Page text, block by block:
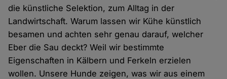
die künstliche Selektion, zum Alltag in der
Landwirtschaft. Warum lassen wir Kühe künstlich
besamen und achten sehr genau darauf, welcher
Eber die Sau deckt? Weil wir bestimmte
Eigenschaften in Kälbern und Ferkeln erzielen
wollen. Unsere Hunde zeigen, was wir aus einem